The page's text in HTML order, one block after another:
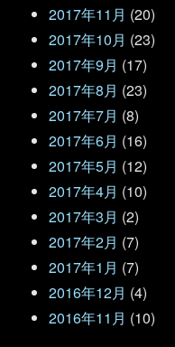
2017年11月 (20)
2017年10月 (23)
2017年9月 (17)
2017年8月 (23)
2017年7月 (8)
2017年6月 (16)
2017年5月 (12)
2017年4月 (10)
2017年3月 (2)
2017年2月 (7)
2017年1月 (7)
2016年12月 (4)
2016年11月 (10)